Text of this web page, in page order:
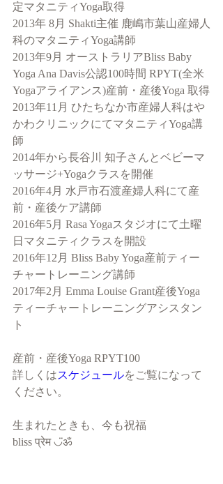
定マタニティYoga取得
2013年 8月 Shakti主催 鹿嶋市葉山産婦人
科のマタニティYoga講師
2013年9月 オーストラリアBliss Baby
Yoga Ana Davis公認100時間 RPYT(全米
Yogaアライアンス)産前・産後Yoga 取得
2013年11月 ひたちなか市産婦人科はや
かわクリニックにてマタニティYoga講
師
2014年から長谷川 知子さんとベビーマ
ッサージ+Yogaクラスを開催
2016年4月 水戸市石渡産婦人科にて産
前・産後ケア講師
2016年5月 Rasa Yogaスタジオにて土曜
日マタニティクラスを開設
2016年12月 Bliss Baby Yoga産前ティー
チャートレーニング講師
2017年2月 Emma Louise Grant産後Yoga
ティーチャートレーニングアシスタン
ト
産前・産後Yoga RPYT100
詳しくはスケジュールをご覧になって
ください。
生まれたときも、今も祝福
bliss प्रेम ◡̈ॐ